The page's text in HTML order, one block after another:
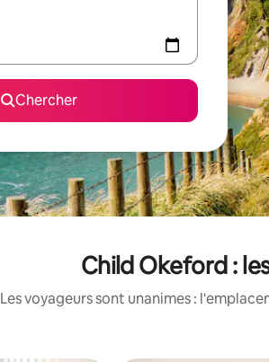
Chercher
Child Okeford :
Les voyageurs sont unanimes :